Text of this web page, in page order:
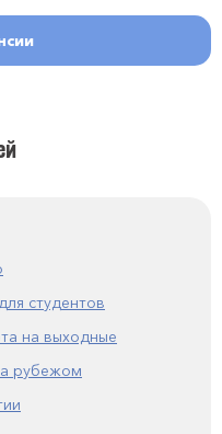
студентов
на выходные
рубежом